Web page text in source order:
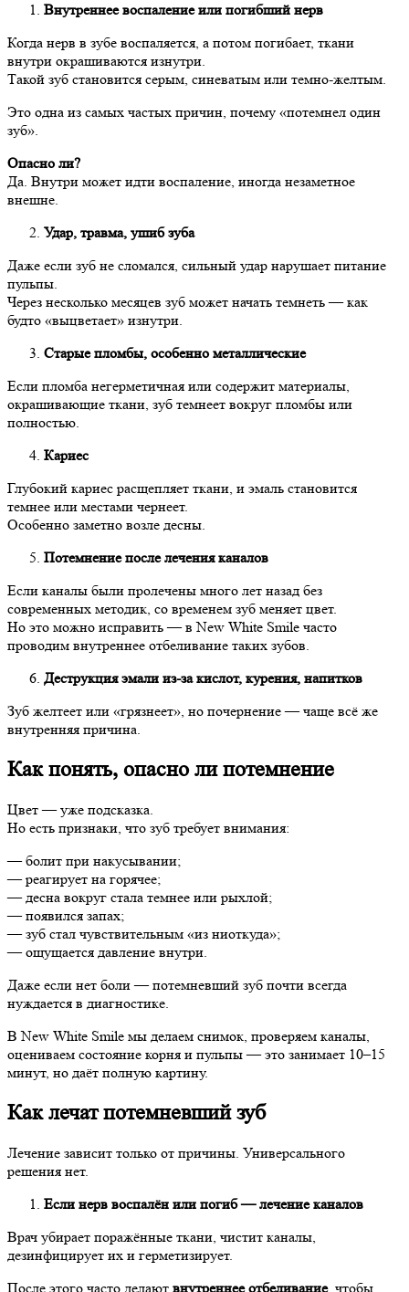
Внутреннее воспаление или погибший нерв
Когда нерв в зубе воспаляется, а потом погибает, ткани
внутри окрашиваются изнутри.
Такой зуб становится серым, синеватым или темно-желтым.
Это одна из самых частых причин, почему «потемнел один
зуб».
Опасно ли?
Да. Внутри может идти воспаление, иногда незаметное
внешне.
Удар, травма, ушиб зуба
Даже если зуб не сломался, сильный удар нарушает питание
пульпы.
Через несколько месяцев зуб может начать темнеть — как
будто «выцветает» изнутри.
Старые пломбы, особенно металлические
Если пломба негерметичная или содержит материалы,
окрашивающие ткани, зуб темнеет вокруг пломбы или
полностью.
Кариес
Глубокий кариес расщепляет ткани, и эмаль становится
темнее или местами чернеет.
Особенно заметно возле десны.
Потемнение после лечения каналов
Если каналы были пролечены много лет назад без
современных методик, со временем зуб меняет цвет.
Но это можно исправить — в New White Smile часто
проводим внутреннее отбеливание таких зубов.
Деструкция эмали из-за кислот, курения, напитков
Зуб желтеет или «грязнеет», но почернение — чаще всё же
внутренняя причина.
Как понять, опасно ли потемнение
Цвет — уже подсказка.
Но есть признаки, что зуб требует внимания:
— болит при накусывании;
— реагирует на горячее;
— десна вокруг стала темнее или рыхлой;
— появился запах;
— зуб стал чувствительным «из ниоткуда»;
— ощущается давление внутри.
Даже если нет боли — потемневший зуб почти всегда
нуждается в диагностике.
В New White Smile мы делаем снимок, проверяем каналы,
оцениваем состояние корня и пульпы — это занимает 10–15
минут, но даёт полную картину.
Как лечат потемневший зуб
Лечение зависит только от причины. Универсального
решения нет.
Если нерв воспалён или погиб — лечение каналов
Врач убирает поражённые ткани, чистит каналы,
дезинфицирует их и герметизирует.
После этого часто делают внутреннее отбеливание, чтобы